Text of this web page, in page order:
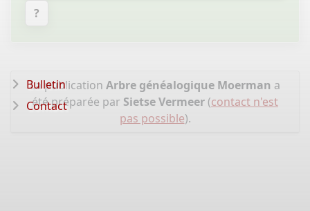
?
La publication Arbre généalogique Moerman a
été préparée par Sietse Vermeer (contact n'est
pas possible).
Bulletin
Contact